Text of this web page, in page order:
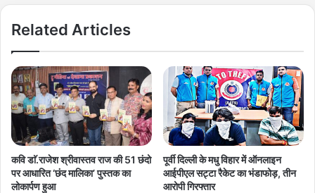
Related Articles
कवि डाॅ.राजेश श्रीवास्तव राज की 51 छंदो
पर आधारित ‘छंद मालिका’ पुस्तक का
लोकार्पण हुआ
पूर्वी दिल्ली के मधु विहार में ऑनलाइन
आईपीएल सट्टा रैकेट का भंडाफोड़, तीन
आरोपी गिरफ्तार